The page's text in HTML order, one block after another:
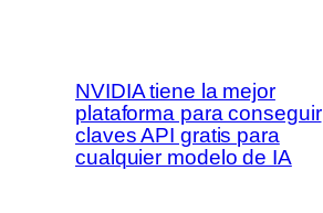
NVIDIA tiene la mejor
plataforma para conseguir
claves API gratis para
cualquier modelo de IA